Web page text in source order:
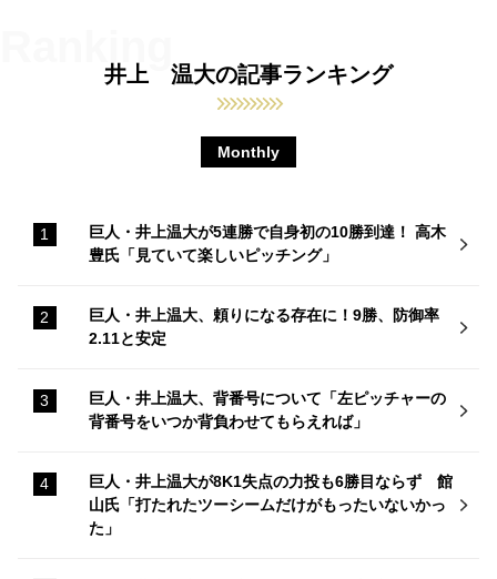
井上 温大の記事ランキング
Monthly
巨人・井上温大が5連勝で自身初の10勝到達！ 高木
豊氏「見ていて楽しいピッチング」
巨人・井上温大、頼りになる存在に！9勝、防御率
2.11と安定
巨人・井上温大、背番号について「左ピッチャーの
背番号をいつか背負わせてもらえれば」
巨人・井上温大が8K1失点の力投も6勝目ならず 館
山氏「打たれたツーシームだけがもったいないかっ
た」